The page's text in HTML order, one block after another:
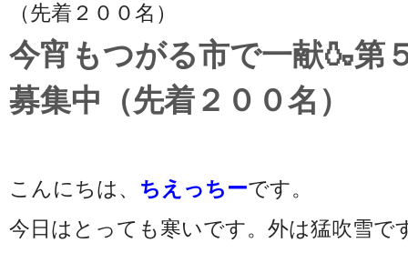
（先着２００名）
今宵もつがる市で一献🍶第
募集中（先着２００名）
こんにちは、 ちえっちーです。
今日はとっても寒いです。外は猛吹雪で